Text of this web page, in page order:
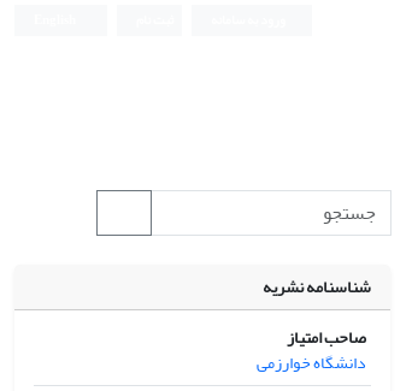
شناسنامه نشریه
صاحب امتیاز
دانشگاه خوارزمی